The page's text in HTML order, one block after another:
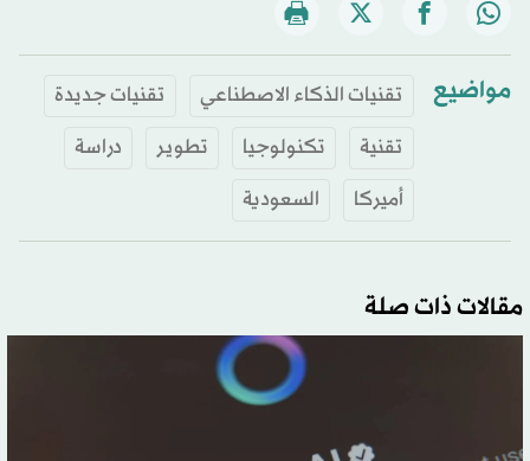
مواضيع تقنيات الذكاء الاصطناعي
تقنيات جديدة
تقنية
تكنولوجيا تطوير
دراسة
أميركا
السعودية
مقالات ذات صلة